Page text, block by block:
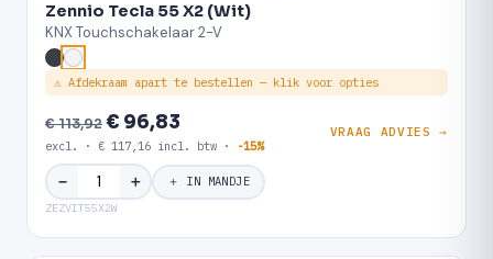
Zennio Tecla 55 X2 (Wit)
KNX Touchschakelaar 2-V
⚠ Afdekraam apart te bestellen — klik voor opties
€ 113,92€ 96,83
excl. · € 117,16 incl. btw · -15%
VRAAG ADVIES →
− ＋ ＋ IN MANDJE
ZEZVIT55X2W